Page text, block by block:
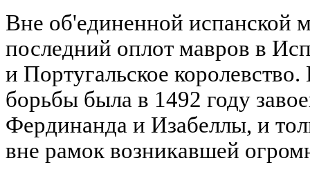
Вне об'единенной испанской
последний оплот мавров в
и Португальское
борьбы была в 1492 году
Фердинанда и Изабеллы, и
вне рамок возникавшей